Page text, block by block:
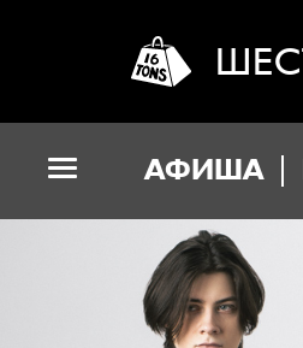
АФИША